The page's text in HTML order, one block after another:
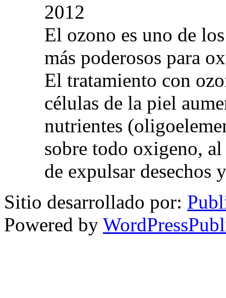
2012
El ozono es uno de
más poderosos para
El tratamiento con
células de la piel
nutrientes
sobre todo oxigeno,
de expulsar
Sitio desarrollado por:
Powered by